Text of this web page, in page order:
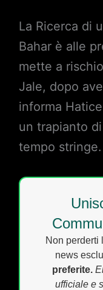
La Ricerca di
Bahar è alle
mette a
Jale, dopo
informa
un trapianto
tempo stringe.
Non perderti
news
preferite.
ufficiale e